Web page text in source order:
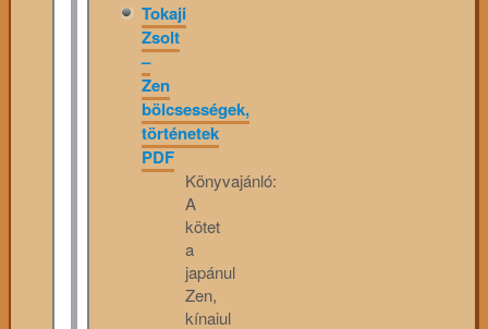
Tokaji
Zsolt
–
Zen
bölcsességek,
történetek
PDF
Könyvajánló:
A
kötet
a
japánul
Zen,
kínaiul